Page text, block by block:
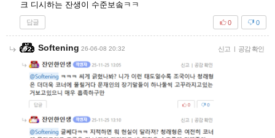
크 디시하는 잔생이 수준보솤ㅋㅋ
답글 0
0
Softening 26-06-08 20:32 신고 | 공감 확인